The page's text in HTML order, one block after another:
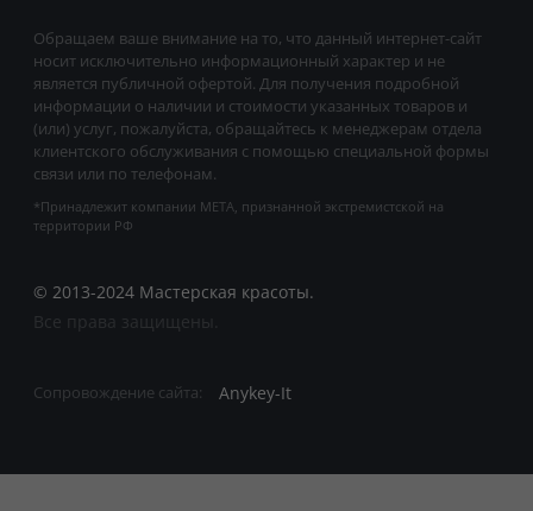
Обращаем ваше внимание на то, что данный интернет-сайт
носит исключительно информационный характер и не
является публичной офертой. Для получения подробной
информации о наличии и стоимости указанных товаров и
(или) услуг, пожалуйста, обращайтесь к менеджерам отдела
клиентского обслуживания с помощью специальной формы
связи или по телефонам.
*Принадлежит компании META, признанной экстремистской на
территории РФ
© 2013-2024 Мастерская красоты.
Все права защищены.
Сопровождение сайта: Anykey-It